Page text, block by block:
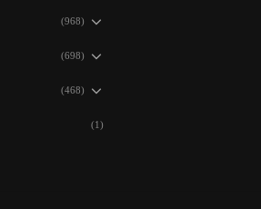
(968)
(698)
(468)
(1)